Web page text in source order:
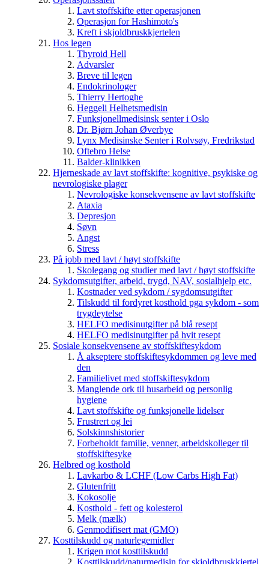
Lavt stoffskifte etter operasjonen
Operasjon for Hashimoto's
Kreft i skjoldbruskkjertelen
Hos legen
Thyroid Hell
Advarsler
Breve til legen
Endokrinologer
Thierry Hertoghe
Heggeli Helhetsmedisin
Funksjonellmedisinsk senter i Oslo
Dr. Bjørn Johan Øverbye
Lynx Medisinske Senter i Rolvsøy, Fredrikstad
Oftebro Helse
Balder-klinikken
Hjerneskade av lavt stoffskifte: kognitive, psykiske og
nevrologiske plager
Nevrologiske konsekvensene av lavt stoffskifte
Ataxia
Depresjon
Søvn
Angst
Stress
På jobb med lavt / høyt stoffskifte
Skolegang og studier med lavt / høyt stoffskifte
Sykdomsutgifter, arbeid, trygd, NAV, sosialhjelp etc.
Kostnader ved sykdom / sygdomsutgifter
Tilskudd til fordyret kosthold pga sykdom - som
trygdeytelse
HELFO medisinutgifter på blå resept
HELFO medisinutgifter på hvit resept
Sosiale konsekvensene av stoffskiftesykdom
Å akseptere stoffskiftesykdommen og leve med
den
Familielivet med stoffskiftesykdom
Manglende ork til husarbeid og personlig
hygiene
Lavt stoffskifte og funksjonelle lidelser
Frustrert og lei
Solskinnshistorier
Forbeholdt familie, venner, arbeidskolleger til
stoffskiftesyke
Helbred og kosthold
Lavkarbo & LCHF (Low Carbs High Fat)
Glutenfritt
Kokosolje
Kosthold - fett og kolesterol
Melk (mælk)
Genmodifisert mat (GMO)
Kosttilskudd og naturlegemidler
Krigen mot kosttilskudd
Kosttilskudd/naturmedisin for skjoldbruskkjertel